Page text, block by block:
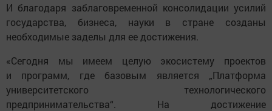
И благодаря заблаговременной консолидации усилий
государства, бизнеса, науки в стране созданы
необходимые заделы для ее достижения.
«Сегодня мы имеем целую экосистему проектов
и программ, где базовым является „Платформа
университетского технологического
предпринимательства“. На достижение